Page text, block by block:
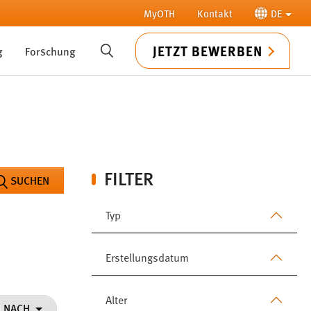
MyOTH Kontakt DE
Forschung SUCHE JETZT BEWERBEN
FILTER
Typ
Erstellungsdatum
Alter
SUCHEN